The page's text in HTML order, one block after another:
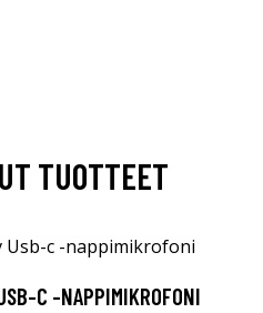
TUOTTEET
C -NAPPIMIKROFONI